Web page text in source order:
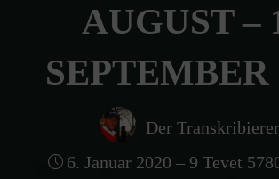
AUGUST –
SEPTEMBER
Der Transkribierer
6. Januar 2020 – 9 Tevet